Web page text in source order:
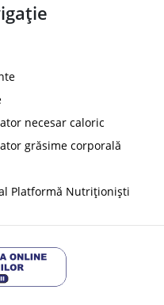
necesar caloric
grăsime corporală
Platformă Nutriționiști